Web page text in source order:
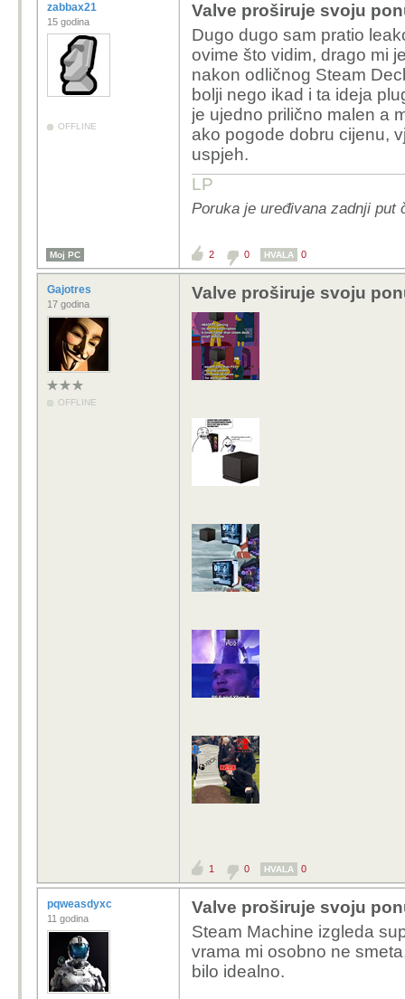
zabbax21
15 godina
OFFLINE
Valve proširuje svoju
Dugo dugo sam pratio
ovime što vidim, drago mi
nakon odličnog Steam
bolji nego ikad i ta ideja
je ujedno prilično malen a
ako pogode dobru cijenu,
uspjeh.
LP
Poruka je uređivana zadnji put
Moj PC 2 0 HVALA 0
Gajotres
17 godina
OFFLINE
Valve proširuje svoju
1 0 HVALA 0
pqweasdyxc
11 godina
Valve proširuje svoju
Steam Machine izgleda
vrama mi osobno ne
bilo idealno.